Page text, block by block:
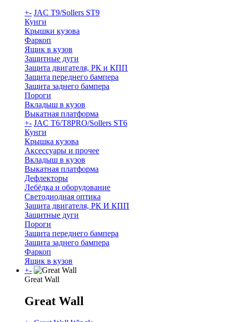
+- JAC T9/Sollers ST9
Кунги
Крышки кузова
Фаркоп
Ящик в кузов
Защитные дуги
Защита двигателя, РК и КПП
Защита переднего бампера
Защита заднего бампера
Пороги
Вкладыш в кузов
Выкатная платформа
+- JAC T6/T8PRO/Sollers ST6
Кунги
Крышка кузова
Аксессуары и прочее
Вкладыш в кузов
Выкатная платформа
Дефлекторы
Лебёдка и оборудование
Светодиодная оптика
Защита двигателя, РК И КПП
Защитные дуги
Пороги
Защита переднего бампера
Защита заднего бампера
Фаркоп
Ящик в кузов
+-
Great Wall
Great Wall